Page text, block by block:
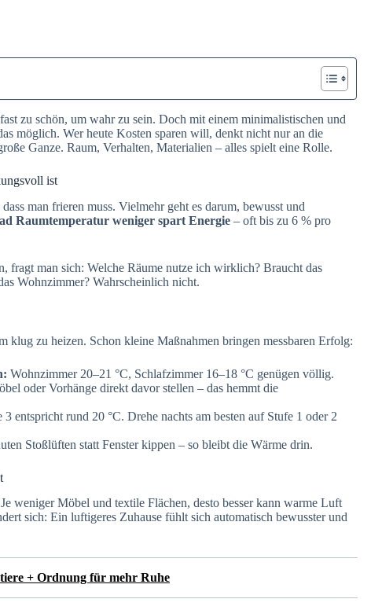
zu schön, um wahr zu sein. Doch mit einem minimalistischen und
möglich. Wer heute Kosten sparen will, denkt nicht nur an die
Ganze. Raum, Verhalten, Materialien – alles spielt eine Rolle.
ist
man frieren muss. Vielmehr geht es darum, bewusst und
Raumtemperatur weniger spart Energie – oft bis zu 6 % pro
fragt man sich: Welche Räume nutze ich wirklich? Braucht das
Wohnzimmer? Wahrscheinlich nicht.
klug zu heizen. Schon kleine Maßnahmen bringen messbaren Erfolg:
Wohnzimmer 20–21 °C, Schlafzimmer 16–18 °C genügen völlig.
oder Vorhänge direkt davor stellen – das hemmt die
3 entspricht rund 20 °C. Drehe nachts am besten auf Stufe 1 oder 2
Stoßlüften statt Fenster kippen – so bleibt die Wärme drin.
weniger Möbel und textile Flächen, desto besser kann warme Luft
sich: Ein luftigeres Zuhause fühlt sich automatisch bewusster und
+ Ordnung für mehr Ruhe